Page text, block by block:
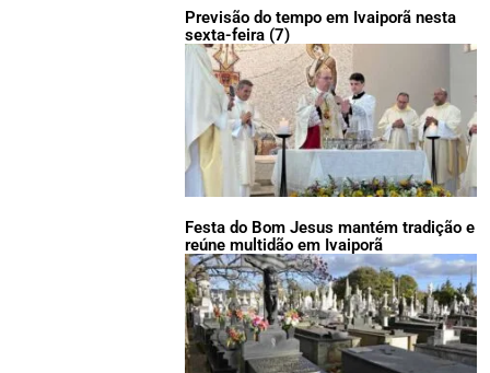
Previsão do tempo em Ivaiporã nesta
sexta-feira (7)
Festa do Bom Jesus mantém tradição e
reúne multidão em Ivaiporã